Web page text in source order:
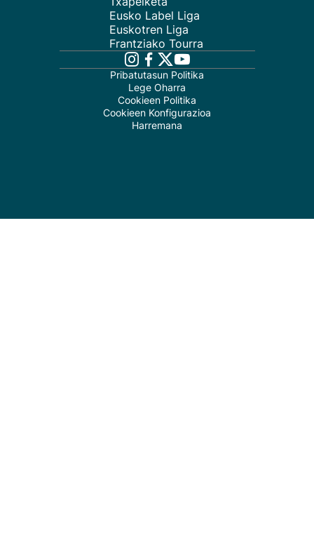
Eusko Label Liga
Euskotren Liga
Frantziako Tourra
Pribatutasun Politika
Lege Oharra
Cookieen Politika
Cookieen Konfigurazioa
Harremana